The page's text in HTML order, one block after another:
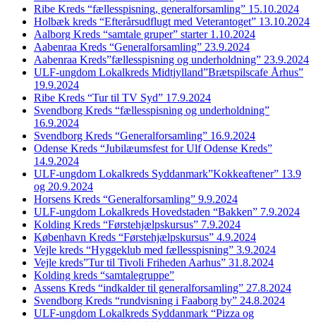
Ribe Kreds “fællesspisning, generalforsamling” 15.10.2024
Holbæk kreds “Efterårsudflugt med Veterantoget” 13.10.2024
Aalborg Kreds “samtale gruper” starter 1.10.2024
Aabenraa Kreds “Generalforsamling” 23.9.2024
Aabenraa Kreds”fællesspisning og underholdning” 23.9.2024
ULF-ungdom Lokalkreds Midtjylland”Brætspilscafe Århus”
19.9.2024
Ribe Kreds “Tur til TV Syd” 17.9.2024
Svendborg Kreds “fællesspisning og underholdning”
16.9.2024
Svendborg Kreds “Generalforsamling” 16.9.2024
Odense Kreds “Jubilæumsfest for Ulf Odense Kreds”
14.9.2024
ULF-ungdom Lokalkreds Syddanmark”Kokkeaftener” 13.9
og 20.9.2024
Horsens Kreds “Generalforsamling” 9.9.2024
ULF-ungdom Lokalkreds Hovedstaden “Bakken” 7.9.2024
Kolding Kreds “Førstehjælpskursus” 7.9.2024
København Kreds “Førstehjælpskursus” 4.9.2024
Vejle kreds “Hyggeklub med fællesspisning” 3.9.2024
Vejle kreds”Tur til Tivoli Friheden Aarhus” 31.8.2024
Kolding kreds “samtalegruppe”
Assens Kreds “indkalder til generalforsamling” 27.8.2024
Svendborg Kreds “rundvisning i Faaborg by” 24.8.2024
ULF-ungdom Lokalkreds Syddanmark “Pizza og